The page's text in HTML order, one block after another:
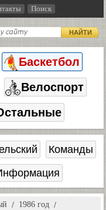
Поиск
НАЙТИ
Баскетбол
Велоспорт
Команды
1986 год